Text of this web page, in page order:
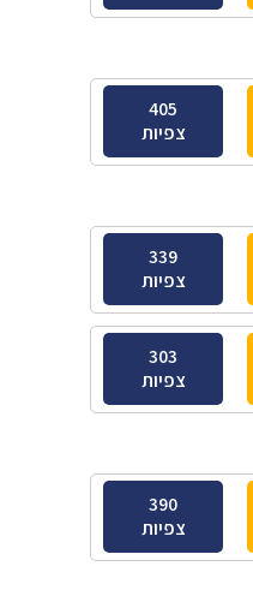
405
צפיות
339
צפיות
303
צפיות
390
צפיות